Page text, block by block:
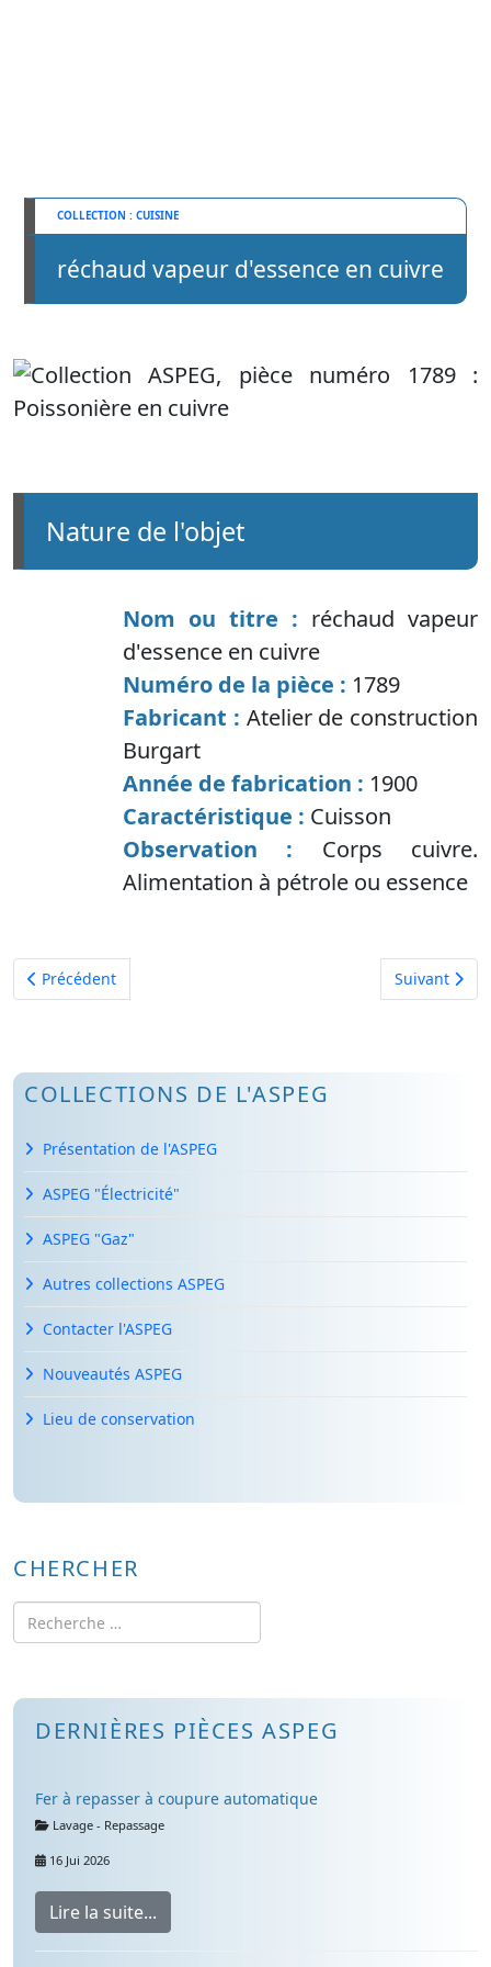
CUISINE
réchaud vapeur d'essence en cuivre
nature de l'objet
Nom ou titre : réchaud vapeur
d'essence en cuivre
Numéro de la pièce : 1789
Fabricant : Atelier de construction
Burgart
Année de fabrication : 1900
Caractéristique : Cuisson
Observation : Corps cuivre.
Alimentation à pétrole ou essence
Article précédent : Cuisinière gaz FAR
Précédent Article
Suivant
COLLECTIONS DE L'ASPEG
Présentation de l'ASPEG
ASPEG "Électricité"
ASPEG "Gaz"
Autres collections ASPEG
Contacter l'ASPEG
Nouveautés ASPEG
Lieu de conservation
CHERCHER
Rechercher
DERNIÈRES PIÈCES ASPEG
Fer à repasser à coupure automatique
Détails
Lavage - Repassage
16 Jui 2026
Lire la suite...